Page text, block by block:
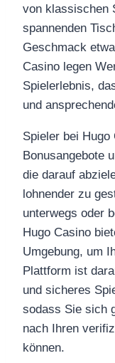
von klassischen
spannenden
Geschmack
Casino legen
Spielerlebnis,
und
Spieler bei
Bonusangebote
die darauf
lohnender zu
unterwegs oder
Hugo Casino
Umgebung, um
Plattform ist
und sicheres
sodass Sie sich
nach Ihren
können.